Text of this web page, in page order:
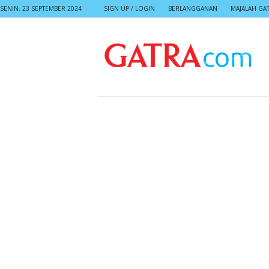
SENIN, 23 SEPTEMBER 2024 SIGN UP / LOGIN BERLANGGANAN MAJALAH